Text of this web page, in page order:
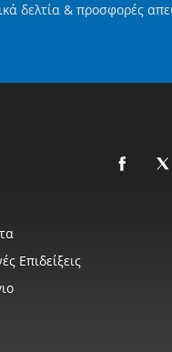
δελτία & προσφορές
Επιδείξεις